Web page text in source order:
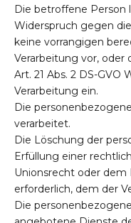
Die betroffene Person
Widerspruch gegen
keine vorrangigen
Verarbeitung vor,
Art. 21 Abs. 2 DS-GVO
Verarbeitung ein.
Die
verarbeitet.
Die Löschung der
Erfüllung einer
Unionsrecht oder
erforderlich, dem der
Die